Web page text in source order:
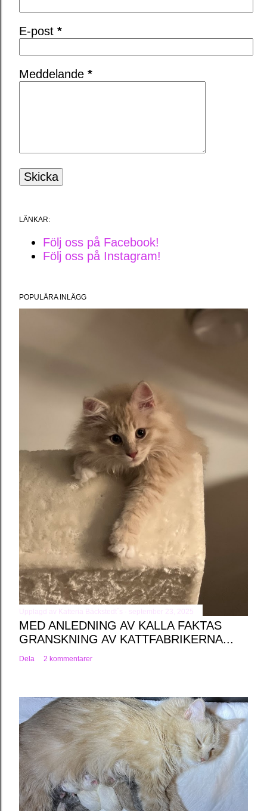
E-post *
Meddelande *
LÄNKAR:
Följ oss på Facebook!
Följ oss på Instagram!
POPULÄRA INLÄGG
Upplagd av Katteria Bäckstedt´s september 23, 2025
MED ANLEDNING AV KALLA FAKTAS
GRANSKNING AV KATTFABRIKERNA...
Dela 2 kommentarer